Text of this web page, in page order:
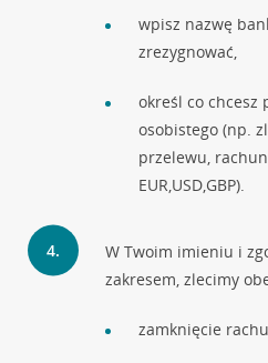
wpisz nazwę
zrezygnować,
określ co chcesz
osobistego (np.
przelewu,
EUR,USD,GBP).
W Twoim imieniu i
zakresem, zlecimy
zamknięcie